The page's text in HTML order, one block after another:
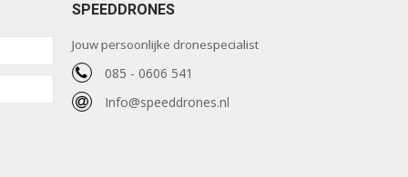
SPEEDDRONES
Jouw persoonlijke dronespecialist
085 - 0606 541
Info@speeddrones.nl